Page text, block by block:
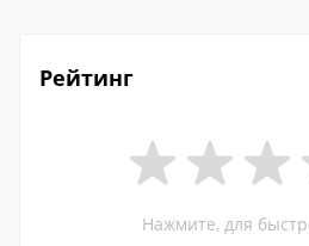
Рейтинг
Нажмите, для